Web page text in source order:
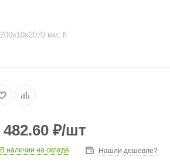
мм; fl
482.60 ₽/шт
В наличии на складе Нашли дешевле?